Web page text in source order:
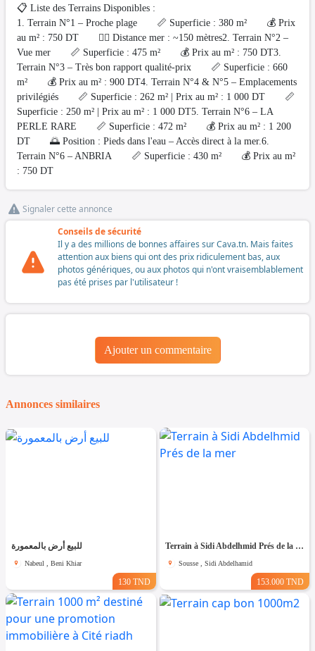
📋 Liste des Terrains Disponibles :
1. Terrain N°1 – Proche plage 📏 Superficie : 380 m² 💰 Prix
au m² : 750 DT 🚶‍♂️ Distance mer : ~150 mètres2. Terrain N°2 –
Vue mer 📏 Superficie : 475 m² 💰 Prix au m² : 750 DT3.
Terrain N°3 – Très bon rapport qualité-prix 📏 Superficie : 660
m² 💰 Prix au m² : 900 DT4. Terrain N°4 & N°5 – Emplacements
privilégiés 📏 Superficie : 262 m² | Prix au m² : 1 000 DT 📏
Superficie : 250 m² | Prix au m² : 1 000 DT5. Terrain N°6 – LA
PERLE RARE 📏 Superficie : 472 m² 💰 Prix au m² : 1 200
DT 🌅 Position : Pieds dans l'eau – Accès direct à la mer.6.
Terrain N°6 – ANBRIA 📏 Superficie : 430 m² 💰 Prix au m²
: 750 DT
Signaler cette annonce
Conseils de sécurité
Il y a des millions de bonnes affaires sur Cava.tn. Mais faites
attention aux biens qui ont des prix ridiculement bas, aux
photos génériques, ou aux photos qui n'ont vraisemblablement
pas été prises par l'utilisateur !
Ajouter un commentaire
Annonces similaires
للبيع أرض بالمعمورة
Nabeul , Beni Khiar
130 TND
Terrain à Sidi Abdelhmid Prés de la mer
Sousse , Sidi Abdelhamid
153.000 TND